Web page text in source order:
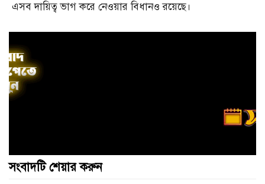
এসব দায়িত্ব ভাগ করে নেওয়ার বিধানও রয়েছে।
সংবাদটি শেয়ার করুন